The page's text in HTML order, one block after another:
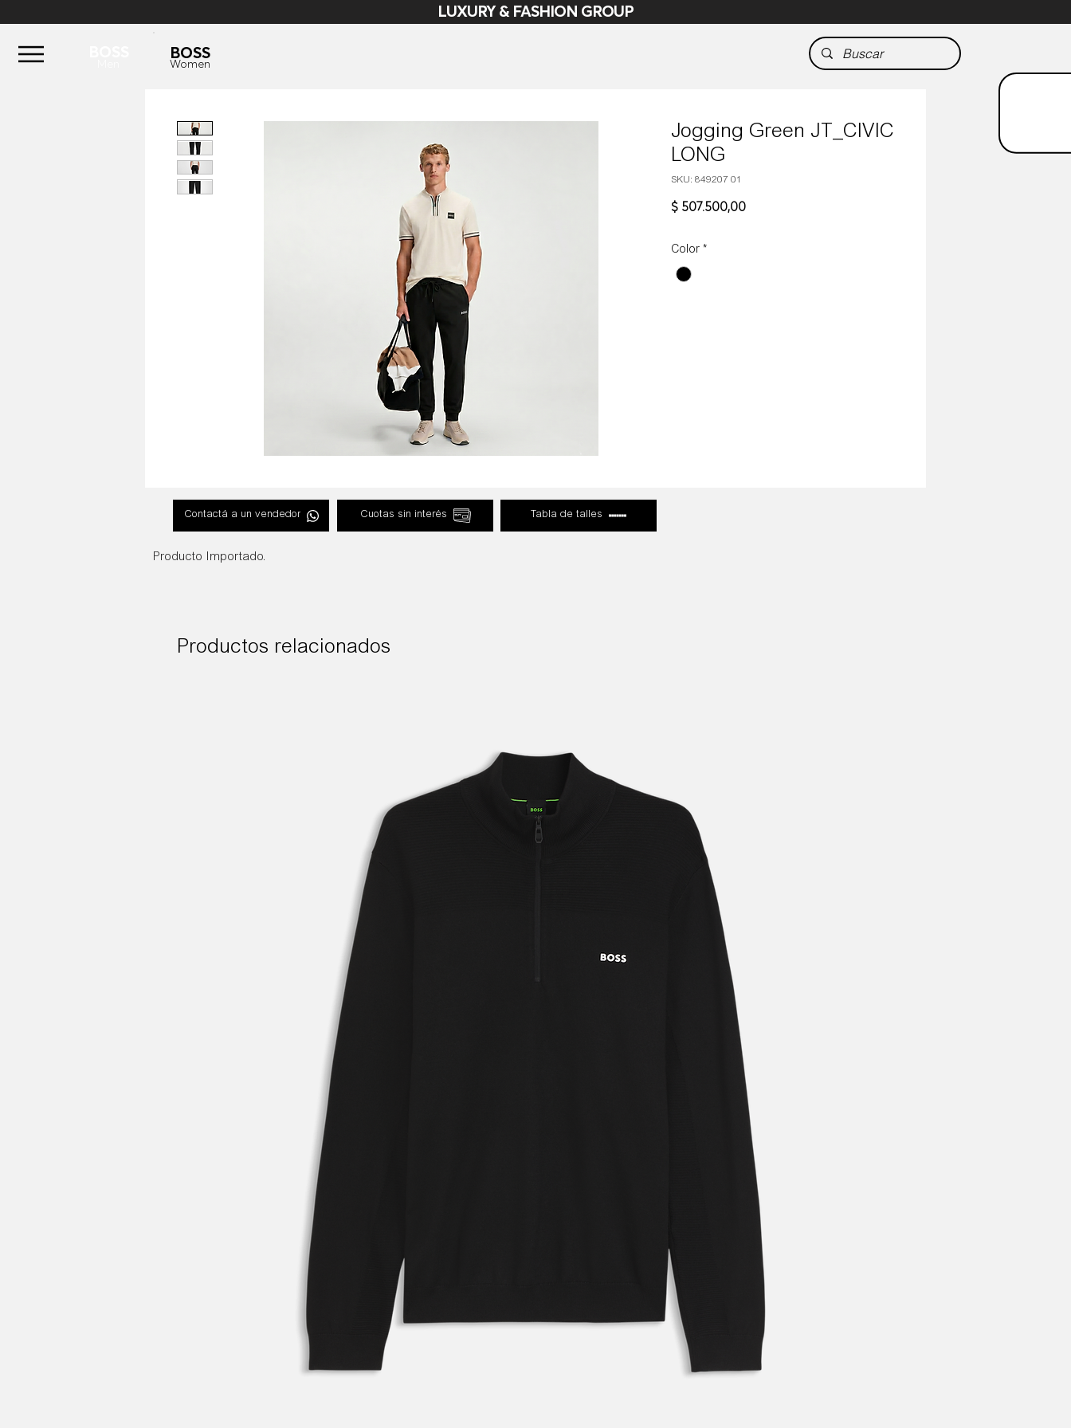
LUXURY & FASHION GROUP
BOSS
Women
Jogging Green JT_CIVIC
LONG
SKU: 849207 01
$ 507.500,00Precio
Color *
Contactá a un vendedor Cuotas sin interés Tabla de talles
Producto Importado.
Productos relacionados